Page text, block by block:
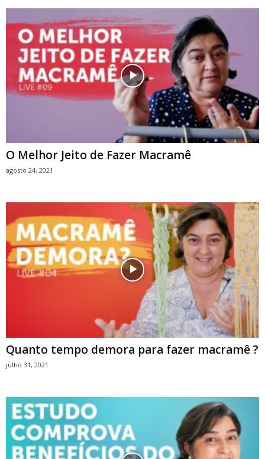
O Melhor Jeito de Fazer Macramê
agosto 24, 2021
Quanto tempo demora para fazer macramê ?
julho 31, 2021